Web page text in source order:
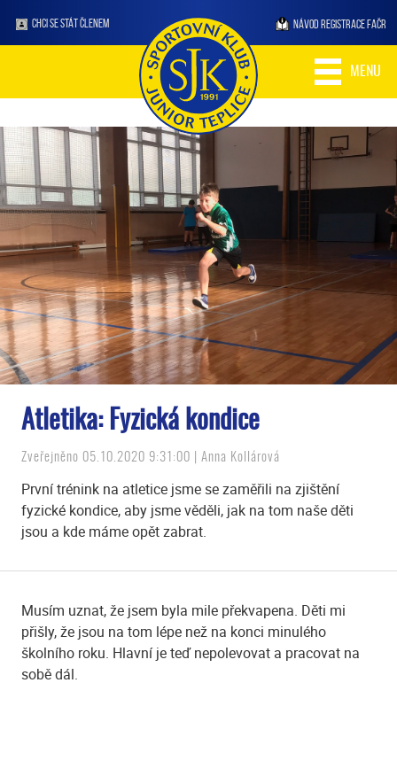
CHCI SE STÁT ČLENEM NÁVOD REGISTRACE FAČR
MENU
Atletika: Fyzická kondice
Zveřejněno 05.10.2020 9:31:00 | Anna Kollárová
První trénink na atletice jsme se zaměřili na zjištění
fyzické kondice, aby jsme věděli, jak na tom naše děti
jsou a kde máme opět zabrat.
Musím uznat, že jsem byla mile překvapena. Děti mi
přišly, že jsou na tom lépe než na konci minulého
školního roku. Hlavní je teď nepolevovat a pracovat na
sobě dál.